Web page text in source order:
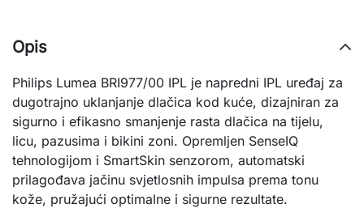
Opis
Philips Lumea BRI977/00 IPL je napredni IPL uređaj za
dugotrajno uklanjanje dlačica kod kuće, dizajniran za
sigurno i efikasno smanjenje rasta dlačica na tijelu,
licu, pazusima i bikini zoni. Opremljen SenseIQ
tehnologijom i SmartSkin senzorom, automatski
prilagođava jačinu svjetlosnih impulsa prema tonu
kože, pružajući optimalne i sigurne rezultate.